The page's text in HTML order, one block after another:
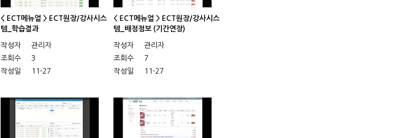
< ECT메뉴얼 > ECT원장/강사시스
템_학습결과
작성자
관리자
조회수
3
작성일
11-27
< ECT메뉴얼 > ECT원장/강사시스
템_배정정보 (기간연장)
작성자
관리자
조회수
7
작성일
11-27